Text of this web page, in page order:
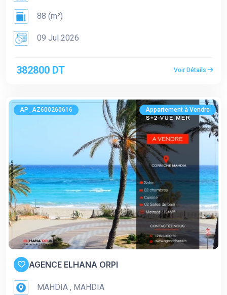
88 (m²)
09 Jul 2026
382800 DT Voir Détails
AP_AZ600260616 Appartement à Vendre
AGENCE ELHANA ORPI
MAHDIA , MAHDIA